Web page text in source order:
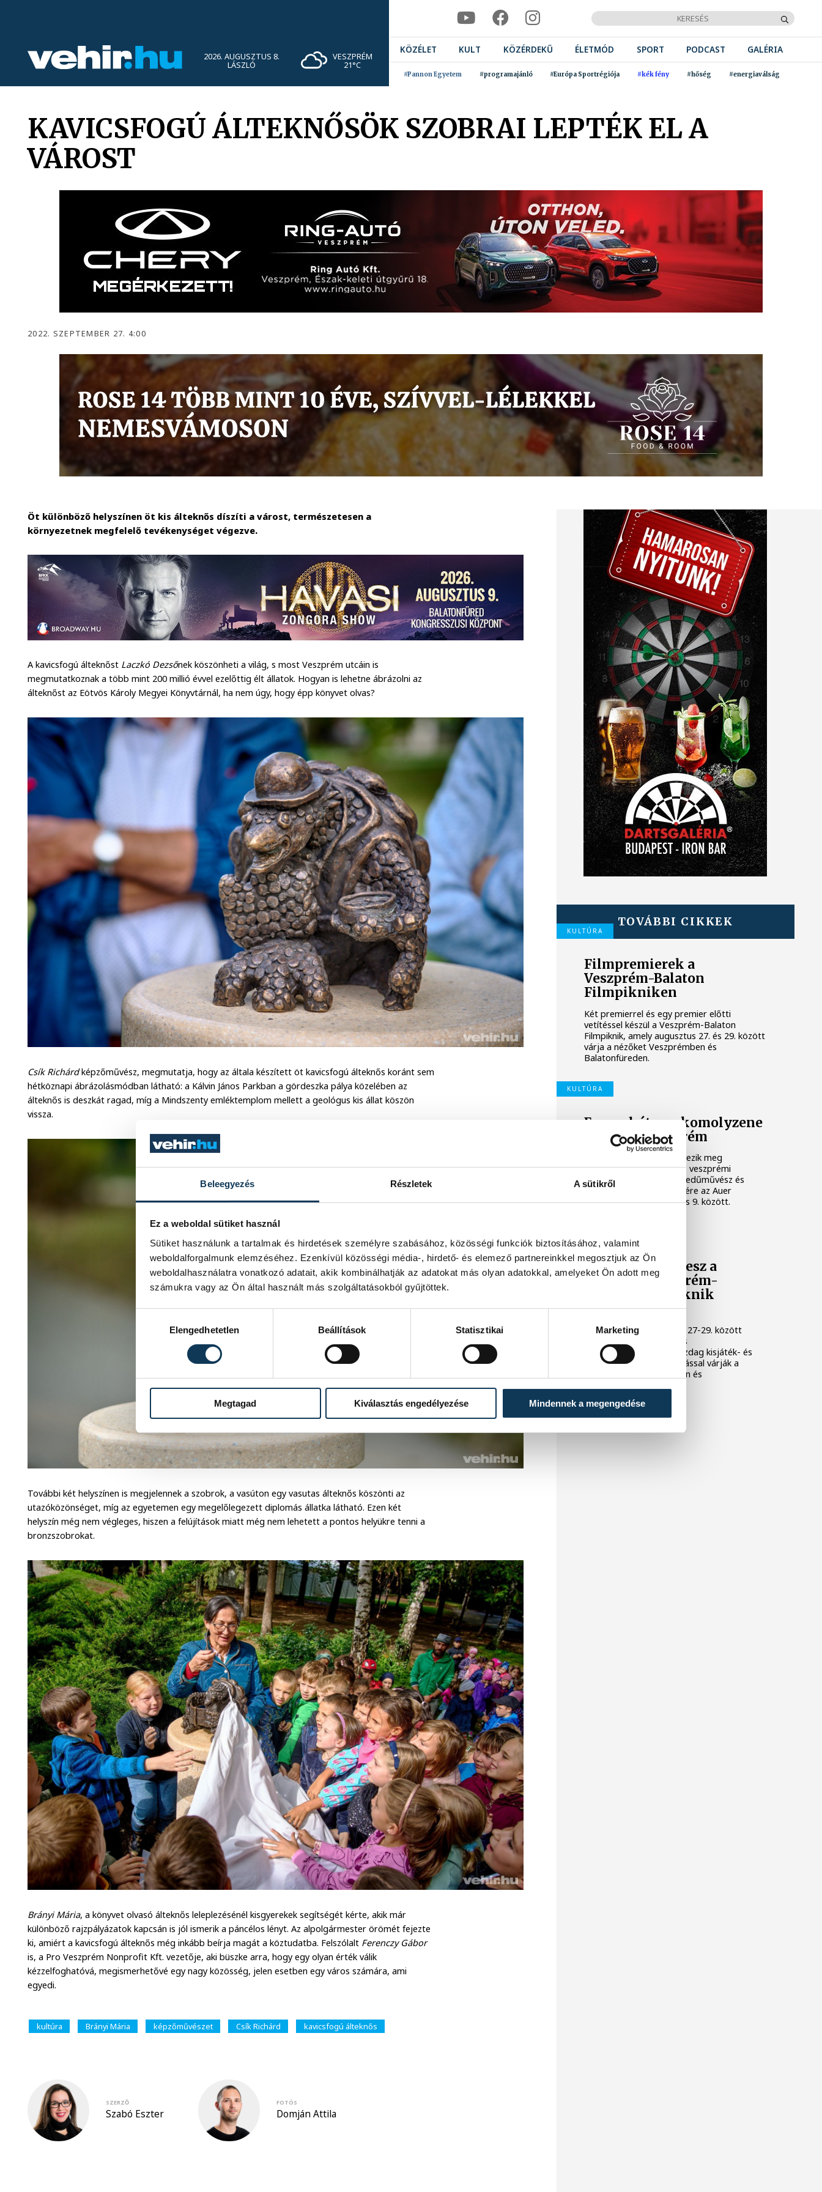
Beleegyezés Részletek A sütikről
Ez a weboldal sütiket használ
Sütiket használunk a tartalmak és hirdetések személyre szabásához, közösségi funkciók biztosításához, valamint
weboldalforgalmunk elemzéséhez. Ezenkívül közösségi média-, hirdető- és elemező partnereinkkel megosztjuk az Ön
weboldalhasználatra vonatkozó adatait, akik kombinálhatják az adatokat más olyan adatokkal, amelyeket Ön adott meg
számukra vagy az Ön által használt más szolgáltatásokból gyűjtöttek.
Elengedhetetlen
Beállítások Statisztikai Marketing
Megtagad Kiválasztás engedélyezése Mindennek a megengedése
2026. AUGUSZTUS 8.
LÁSZLÓ
VESZPRÉM
21°C
KÖZÉLET KULT KÖZÉRDEKŰ ÉLETMÓD SPORT PODCAST GALÉRIA
#Pannon Egyetem #programajánló #Európa Sportrégiója #kék fény #hőség #energiaválság
KAVICSFOGÚ ÁLTEKNŐSÖK SZOBRAI LEPTÉK EL A
VÁROST
2022. SZEPTEMBER 27. 4:00
Öt különböző helyszínen öt kis álteknős díszíti a várost, természetesen a
környezetnek megfelelő tevékenységet végezve.
A kavicsfogú álteknőst Laczkó Dezsőnek köszönheti a világ, s most Veszprém utcáin is
megmutatkoznak a több mint 200 millió évvel ezelőttig élt állatok. Hogyan is lehetne ábrázolni az
álteknőst az Eötvös Károly Megyei Könyvtárnál, ha nem úgy, hogy épp könyvet olvas?
Csík Richárdképzőművész, megmutatja, hogy az általa készített öt kavicsfogú álteknős koránt sem
hétköznapi ábrázolásmódban látható: a Kálvin János Parkban a gördeszka pálya közelében az
álteknős is deszkát ragad, míg a Mindszenty emléktemplom mellett a geológus kis állat köszön
vissza.
További két helyszínen is megjelennek a szobrok, a vasúton egy vasutas álteknős köszönti az
utazóközönséget, míg az egyetemen egy megelőlegezett diplomás állatka látható. Ezen két
helyszín még nem végleges, hiszen a felújítások miatt még nem lehetett a pontos helyükre tenni a
bronzszobrokat.
Brányi Mária, a könyvet olvasó álteknős leleplezésénél kisgyerekek segítségét kérte, akik már
különböző rajzpályázatok kapcsán is jól ismerik a páncélos lényt. Az alpolgármester örömét fejezte
ki, amiért a kavicsfogú álteknős még inkább beírja magát a köztudatba. Felszólalt Ferenczy Gábor
is, a Pro Veszprém Nonprofit Kft. vezetője, aki büszke arra, hogy egy olyan érték válik
kézzelfoghatóvá, megismerhetővé egy nagy közösség, jelen esetben egy város számára, ami
egyedi.
kultúra Brányi Mária képzőművészet Csík Richárd kavicsfogú álteknős
SZERZŐ
Szabó Eszter
FOTÓS
Domján Attila
TOVÁBBI CIKKEK
KULTÚRA
Filmpremierek a
Veszprém-Balaton
Filmpikniken
Két premierrel és egy premier előtti
vetítéssel készül a Veszprém-Balaton
Filmpiknik, amely augusztus 27. és 29. között
várja a nézőket Veszprémben és
Balatonfüreden.
KULTÚRA
Ezen a héten a komolyzene
fővárosa Veszprém
Idén 12. alkalommal rendezik meg
Veszprémben a világhírű, veszprémi
születésű Auer Lipót hegedűművész és
zenepedagógus tiszteletére az Auer
Fesztivált, augusztus 3. és 9. között.
Osvárt Andrea lesz a
megújult Veszprém-
Balaton Filmpiknik
házigazdája
A Filmpikniken augusztus 27-29. között
csaknem hatvan játék- és
dokumentumfilmmel, gazdag kisjáték- és
animációs filmes válogatással várják a
közönséget Veszprémben és